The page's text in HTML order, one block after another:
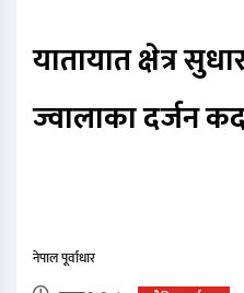
यातायात क्षेत्र
ज्वालाका दर्जन
नेपाल पूर्वाधार